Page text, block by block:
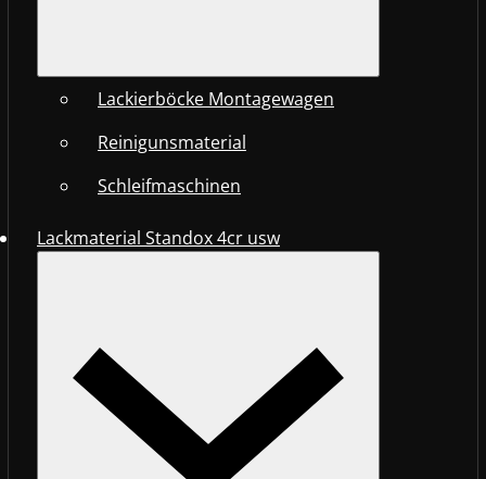
Lackierböcke Montagewagen
Reinigunsmaterial
Schleifmaschinen
Lackmaterial Standox 4cr usw